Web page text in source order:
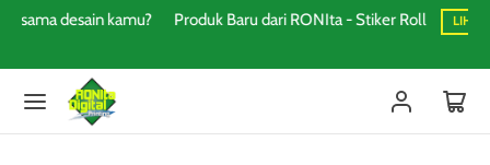
Produk Baru dari RONIta - Stiker Roll LIHAT PRODUKNYA